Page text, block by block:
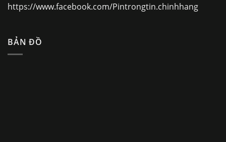
https://www.facebook.com/Pintrongtin.chinhhang
BẢN ĐỒ